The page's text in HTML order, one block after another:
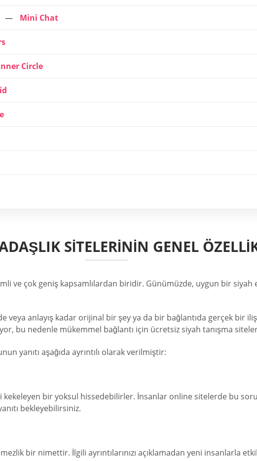
Mini Chat
Circle
SITELERININ GENEL
ve çok geniş kapsamlılardan biridir. Günümüzde, uygun bir siyah
veya anlayış kadar orijinal bir şey ya da bir bağlantıda gerçek bir
bu nedenle mükemmel bağlantı için ücretsiz siyah tanışma
yanıtı aşağıda ayrıntılı olarak verilmiştir:
kekeleyen bir yoksul hissedebilirler. İnsanlar online sitelerde bu
bekleyebilirsiniz.
bir nimettir. İlgili ayrıntılarınızı açıklamadan yeni insanlarla